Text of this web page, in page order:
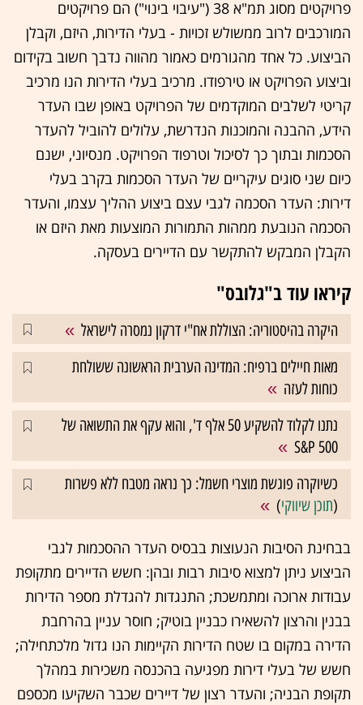
פרויקטים מסוג תמ"א 38 ("עיבוי בינוי") הם פרויקטים
המורכבים לרוב ממשולש זכויות - בעלי הדירות, היזם, וקבלן
הביצוע. כל אחד מהגורמים כאמור מהווה נדבך חשוב בקידום
וביצוע הפרויקט או טירפודו. מרכיב בעלי הדירות הנו מרכיב
קריטי לשלבים המוקדמים של הפרויקט באופן שבו העדר
הידע, ההבנה והמוכנות הנדרשת, עלולים להוביל להעדר
הסכמות ובתוך כך לסיכול וטרפוד הפרויקט. מנסיוני, ישנם
כיום שני סוגים עיקריים של העדר הסכמות בקרב בעלי
דירות: העדר הסכמה לגבי עצם ביצוע ההליך עצמו, והעדר
הסכמה הנובעת ממהות התמורות המוצעות מאת היזם או
הקבלן המבקש להתקשר עם הדיירים בעסקה.
קיראו עוד ב"גלובס"
היקרה בהיסטוריה: הצוללת אח"י דרקון נמסרה לישראל
מאות חיילים ברפיח: המדינה הערבית הראשונה ששולחת
כוחות לעזה
נתנו לקלוד להשקיע 50 אלף ד', והוא עקף את התשואה של
S&P 500
כשיוקרה פוגשת מוצרי חשמל: כך נראה מטבח ללא פשרות
(תוכן שיווקי)
בבחינת הסיבות הנעוצות בבסיס העדר ההסכמות לגבי
הביצוע ניתן למצוא סיבות רבות ובהן: חשש הדיירים מתקופת
עבודות ארוכה ומתמשכת; התנגדות להגדלת מספר הדירות
בבנין והרצון להשאירו כבניין בוטיק; חוסר עניין בהרחבת
הדירה במקום בו שטח הדירות הקיימות הנו גדול מלכתחילה;
חשש של בעלי דירות מפגיעה בהכנסה משכירות במהלך
תקופת הבניה; והעדר רצון של דיירים שכבר השקיעו מכספם